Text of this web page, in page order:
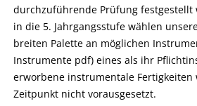
durchzuführende Prüfung festgestellt
in die 5. Jahrgangsstufe wählen
breiten Palette an möglichen
Instrumente pdf) eines als ihr
erworbene instrumentale Fertigkeiten
Zeitpunkt nicht vorausgesetzt.